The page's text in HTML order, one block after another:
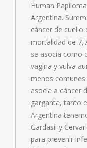
Human
Argentina.
cáncer de cuello
mortalidad de
se asocia como
vagina y vulva
menos
asocia a cáncer
garganta, tanto
Argentina
Gardasil y
para prevenir